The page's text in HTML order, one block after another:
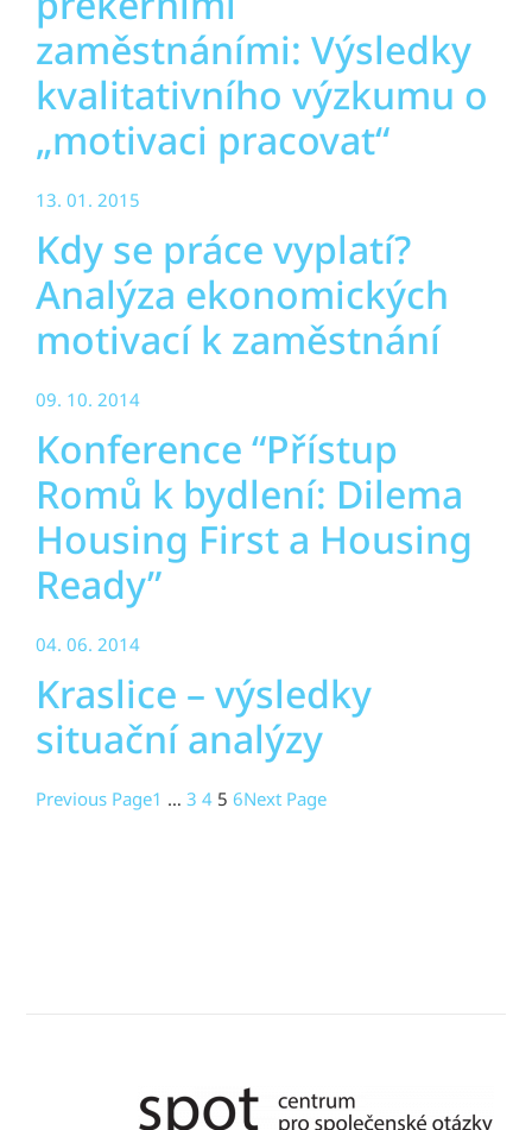
zaměstnáními: Výsledky
kvalitativního výzkumu o
„motivaci pracovat“
13. 01. 2015
Kdy se práce vyplatí?
Analýza ekonomických
motivací k zaměstnání
09. 10. 2014
Konference “Přístup
Romů k bydlení: Dilema
Housing First a Housing
Ready”
04. 06. 2014
Kraslice – výsledky
situační analýzy
Previous Page1 … 3 4 5 6Next Page